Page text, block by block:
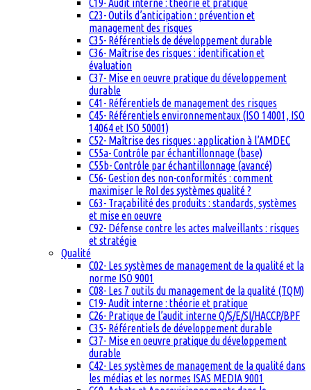
C19- Audit interne : théorie et pratique
C23- Outils d’anticipation : prévention et
management des risques
C35- Référentiels de développement durable
C36- Maîtrise des risques : identification et
évaluation
C37- Mise en oeuvre pratique du développement
durable
C41- Référentiels de management des risques
C45- Référentiels environnementaux (ISO 14001, ISO
14064 et ISO 50001)
C52- Maîtrise des risques : application à l’AMDEC
C55a- Contrôle par échantillonnage (base)
C55b- Contrôle par échantillonnage (avancé)
C56- Gestion des non-conformités : comment
maximiser le RoI des systèmes qualité ?
C63- Traçabilité des produits : standards, systèmes
et mise en oeuvre
C92- Défense contre les actes malveillants : risques
et stratégie
Qualité
C02- Les systèmes de management de la qualité et la
norme ISO 9001
C08- Les 7 outils du management de la qualité (TQM)
C19- Audit interne : théorie et pratique
C26- Pratique de l’audit interne Q/S/E/SI/HACCP/BPF
C35- Référentiels de développement durable
C37- Mise en oeuvre pratique du développement
durable
C42- Les systèmes de management de la qualité dans
les médias et les normes ISAS MEDIA 9001